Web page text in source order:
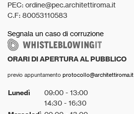
PEC: ordine@pec.architettiroma.it
C.F: 80053110583
Segnala un caso di corruzione
ORARI DI APERTURA AL PUBBLICO
previo appuntamento protocollo@architettiroma.it
Lunedì
09:00 - 13:00
14:30 - 16:30